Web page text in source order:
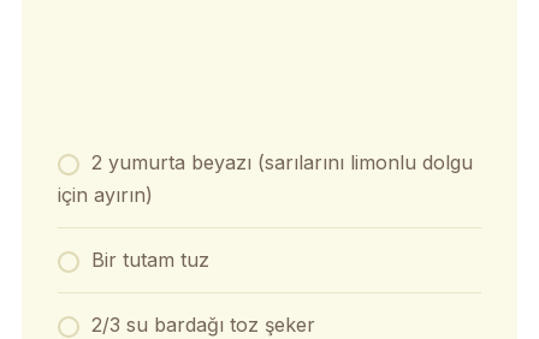
2 yumurta beyazı (sarılarını limonlu dolgu
için ayırın)
Bir tutam tuz
2/3 su bardağı toz şeker